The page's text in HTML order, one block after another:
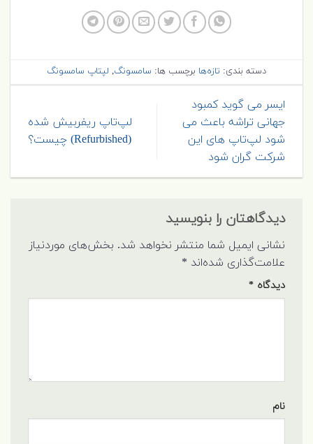
دسته بندی: تازه‌ها برچسب ها: سامسونگ, لپتاپ سامسونگ
ایسر می گوید کمبود
جهانی تراشه باعث می
شود لپ‌تاپ های این
شرکت گران شود
لپ‌تاپ ریفربیش شده
(Refurbished) چیست؟
دیدگاهتان را بنویسید
نشانی ایمیل شما منتشر نخواهد شد. بخش‌های موردنیاز
علامت‌گذاری شده‌اند *
دیدگاه *
نام